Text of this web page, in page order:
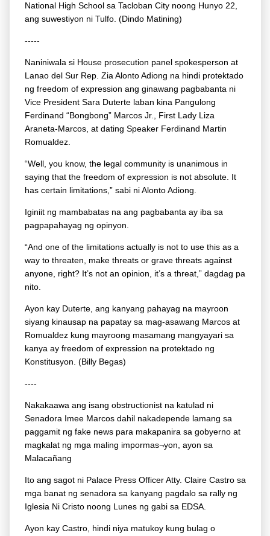
National High School sa Tacloban City noong Hunyo 22,
ang suwestiyon ni Tulfo. (Dindo Matining)
-----
Naniniwala si House prosecution panel spokesperson at
Lanao del Sur Rep. Zia Alonto Adiong na hindi protektado
ng freedom of expression ang ginawang pagbabanta ni
Vice President Sara Duterte laban kina Pangulong
Ferdinand “Bongbong” Marcos Jr., First Lady Liza
Araneta-Marcos, at dating Speaker Ferdinand Martin
Romualdez.
“Well, you know, the legal community is unanimous in
saying that the freedom of expression is not absolute. It
has certain limitations,” sabi ni Alonto Adiong.
Iginiit ng mambabatas na ang pagbabanta ay iba sa
pagpapahayag ng opinyon.
“And one of the limitations actually is not to use this as a
way to threaten, make threats or grave threats against
anyone, right? It’s not an opinion, it’s a threat,” dagdag pa
nito.
Ayon kay Duterte, ang kanyang pahayag na mayroon
siyang kinausap na papatay sa mag-asawang Marcos at
Romualdez kung mayroong masamang mangyayari sa
kanya ay freedom of expression na protektado ng
Konstitusyon. (Billy Begas)
----
Nakakaawa ang isang obstructionist na katulad ni
Senadora Imee Marcos dahil nakadepende lamang sa
paggamit ng fake news para makapanira sa gobyerno at
magkalat ng mga maling impormas¬yon, ayon sa
Malacañang
Ito ang sagot ni Palace Press Officer Atty. Claire Castro sa
mga banat ng senadora sa kanyang pagdalo sa rally ng
Iglesia Ni Cristo noong Lunes ng gabi sa EDSA.
Ayon kay Castro, hindi niya matukoy kung bulag o